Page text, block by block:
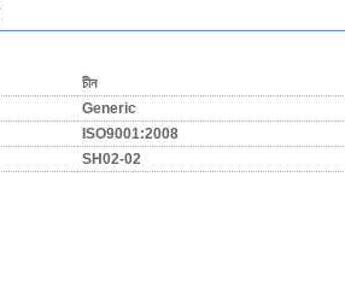
চীন
Generic
ISO9001:2008
SH02-02